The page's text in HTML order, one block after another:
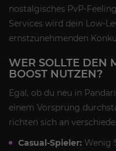
nostalgisches PvP-
Services wird dein Low-
ernstzunehmenden
WER SOLLTE DEN
BOOST NUTZEN?
Egal, ob du neu in
einem Vorsprung
richten sich an
Casual-Spieler: Wenig